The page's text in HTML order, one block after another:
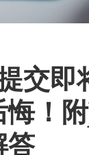
交即
悔！
答